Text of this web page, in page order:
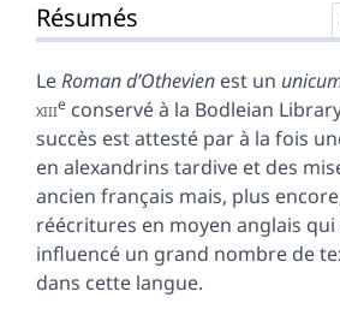
Index
Texte
Notes
Citer cet article
Auteur
Résumés
LeRoman d’Othevien est un
xiiie conservé à la Bodleian
succès est attesté par à la fois
en alexandrins tardive et des
ancien français mais, plus
réécritures en moyen anglais
influencé un grand nombre de
dans cette langue.